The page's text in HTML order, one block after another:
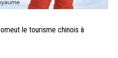
le tourisme chinois à